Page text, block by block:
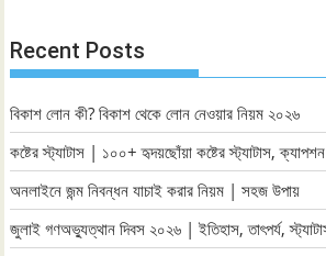
Recent Posts
বিকাশ লোন কী? বিকাশ থেকে লোন নেওয়ার নিয়ম ২০২৬
কষ্টের স্ট্যাটাস | ১০০+ হৃদয়ছোঁয়া কষ্টের স্ট্যাটাস,
অনলাইনে জন্ম নিবন্ধন যাচাই করার নিয়ম | সহজ উপায়
জুলাই গণঅভ্যুত্থান দিবস ২০২৬ | ইতিহাস, তাৎপর্য,